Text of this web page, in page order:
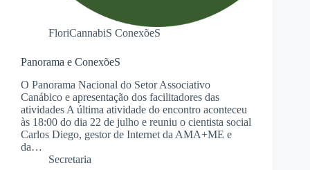
FloriCannabiS ConexõeS
Panorama e ConexõeS
O Panorama Nacional do Setor Associativo
Canábico e apresentação dos facilitadores das
atividades A última atividade do encontro aconteceu
às 18:00 do dia 22 de julho e reuniu o cientista social
Carlos Diego, gestor de Internet da AMA+ME e
da…
Secretaria